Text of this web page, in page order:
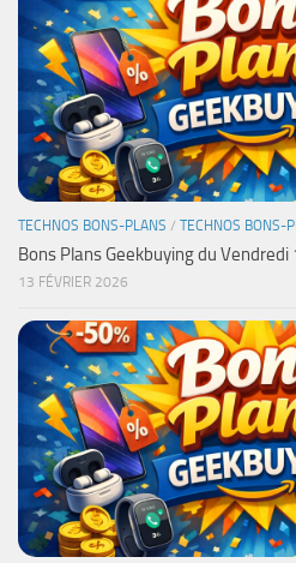
TECHNOS BONS-PLANS / TECHNOS BONS-
Bons Plans Geekbuying du Vendredi
13 FÉVRIER 2026